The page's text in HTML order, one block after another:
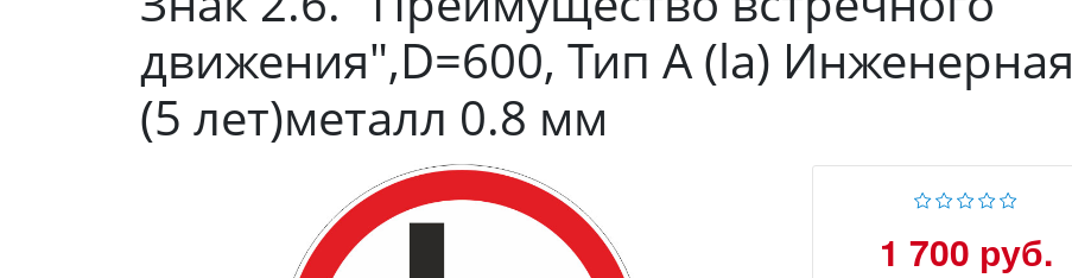
движения",D=600, Тип А (la) Инженерная
(5 лет)металл 0.8 мм
1 700 руб.